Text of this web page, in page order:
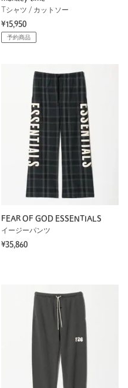
Tシャツ / カットソー
¥15,950
予約商品
FEAR OF GOD ESSENTIALS
イージーパンツ
¥35,860